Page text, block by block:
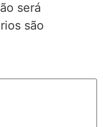
será
são